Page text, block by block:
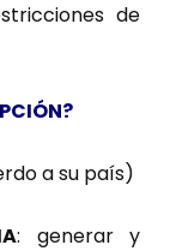
de
a su país)
: generar y